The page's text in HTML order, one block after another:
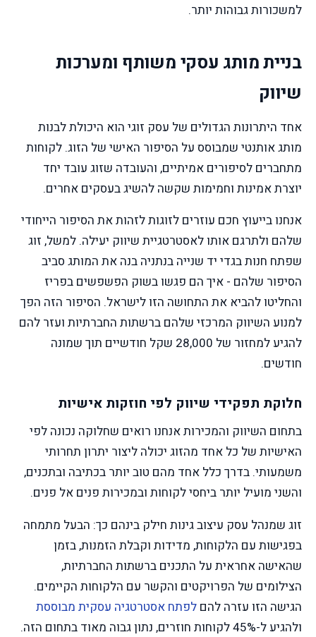
למשכורות גבוהות יותר.
בניית מותג עסקי משותף ומערכות
שיווק
אחד היתרונות הגדולים של עסק זוגי הוא היכולת לבנות
מותג אותנטי שמבוסס על הסיפור האישי של הזוג. לקוחות
מתחברים לסיפורים אמיתיים, והעובדה שזוג עובד יחד
יוצרת אמינות וחמימות שקשה להשיג בעסקים אחרים.
אנחנו בייעוץ חכם עוזרים לזוגות לזהות את הסיפור הייחודי
שלהם ולתרגם אותו לאסטרטגיית שיווק יעילה. למשל, זוג
שפתח חנות בגדי יד שנייה בנתניה בנה את המותג סביב
הסיפור שלהם - איך הם פגשו בשוק הפשפשים בפריז
והחליטו להביא את התחושה הזו לישראל. הסיפור הזה הפך
למנוע השיווק המרכזי שלהם ברשתות החברתיות ועזר להם
להגיע למחזור של 28,000 שקל חודשיים תוך שמונה
חודשים.
חלוקת תפקידי שיווק לפי חוזקות אישיות
בתחום השיווק והמכירות אנחנו רואים שחלוקה נכונה לפי
האישיות של כל אחד מהזוג יכולה ליצור יתרון תחרותי
משמעותי. בדרך כלל אחד מהם טוב יותר בכתיבה ובתכנים,
והשני מועיל יותר ביחסי לקוחות ובמכירות פנים אל פנים.
זוג שמנהל עסק עיצוב גינות חילק בינהם כך: הבעל מתמחה
בפגישות עם הלקוחות, מדידות וקבלת הזמנות, בזמן
שהאישה אחראית על התכנים ברשתות החברתיות,
הצילומים של הפרויקטים והקשר עם הלקוחות הקיימים.
הגישה הזו עזרה להם לפתח אסטרטגיה עסקית מבוססת
ולהגיע ל-45% לקוחות חוזרים, נתון גבוה מאוד בתחום הזה.